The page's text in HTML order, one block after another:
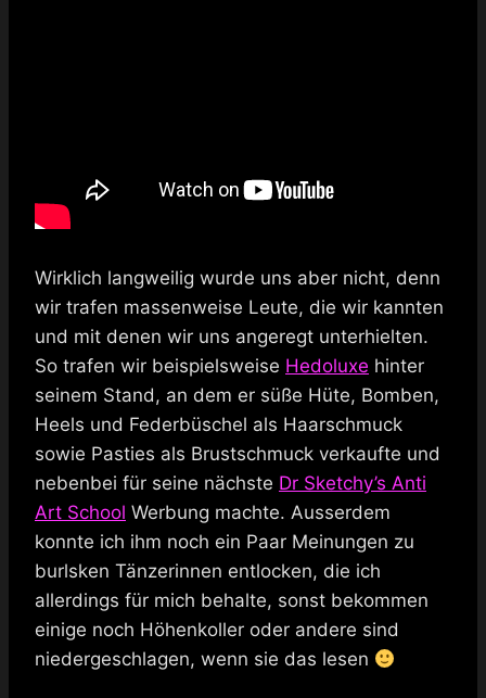
Wirklich langweilig wurde uns aber nicht, denn
wir trafen massenweise Leute, die wir kannten
und mit denen wir uns angeregt unterhielten.
So trafen wir beispielsweise Hedoluxe hinter
seinem Stand, an dem er süße Hüte, Bomben,
Heels und Federbüschel als Haarschmuck
sowie Pasties als Brustschmuck verkaufte und
nebenbei für seine nächste Dr Sketchy’s Anti
Art School Werbung machte. Ausserdem
konnte ich ihm noch ein Paar Meinungen zu
burlsken Tänzerinnen entlocken, die ich
allerdings für mich behalte, sonst bekommen
einige noch Höhenkoller oder andere sind
niedergeschlagen, wenn sie das lesen